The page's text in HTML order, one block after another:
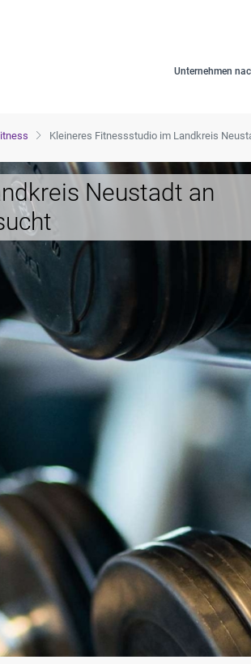
Unternehmen
Kleineres Fitnessstudio im Landkreis
Neustadt an